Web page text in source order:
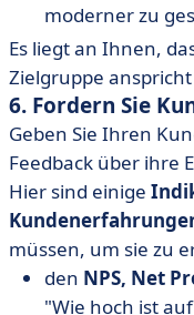
moderner zu
Es liegt an Ihnen,
Zielgruppe
6. Fordern Sie
Geben Sie Ihren
Feedback über ihre
Hier sind einige
müssen, um sie zu
den NPS, Net
"Wie hoch ist